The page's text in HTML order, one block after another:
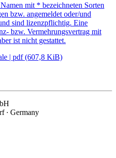
mit * bezeichneten Sorten
bzw. angemeldet oder/und
sind lizenzpflichtig. Eine
bzw. Vermehrungsvertrag mit
ist nicht gestattet.
| pdf (607,8 KiB)
∙ Germany